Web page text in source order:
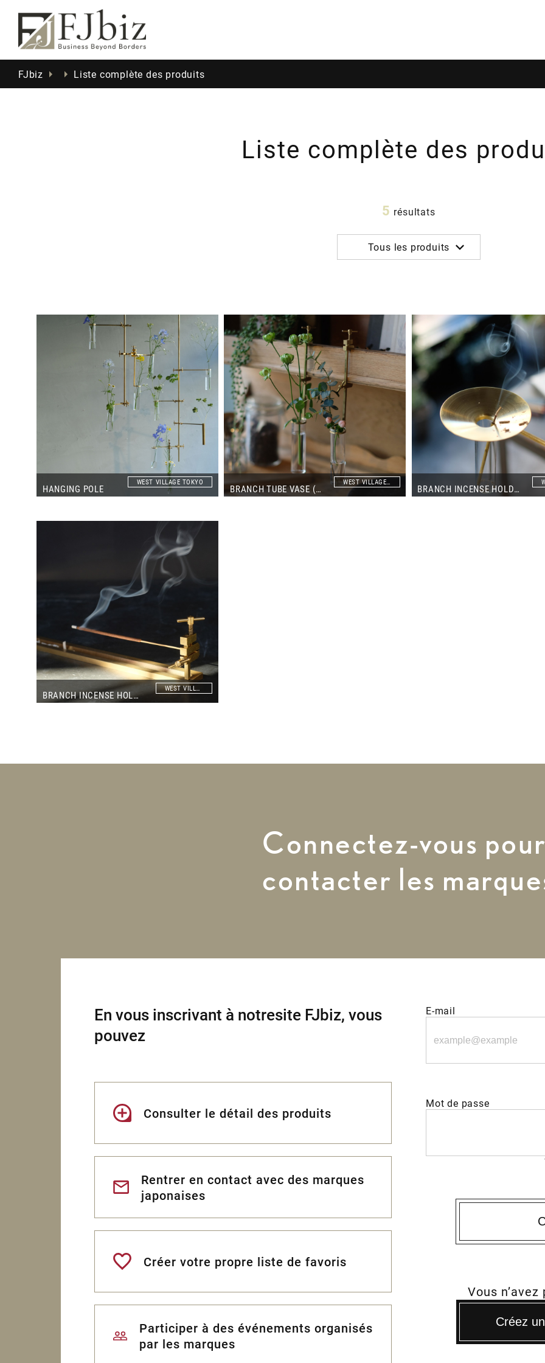
Accueil Produits Actualités À propos
FJbiz Liste complète des produits
Liste complète des
5 résultats
Tous les produits
HANGING POLE
WEST VILLAGE TOKYO
BRANCH TUBE VASE (SINGLE) BRANCH INCENSE HOLDER(STRATUS）
BRANCH INCENSE HOLDER(FLOCCUS)
Connectez-vous
contacter les
En vous inscrivant à notresite FJbiz, vous
pouvez
Consulter le détail des produits
Rentrer en contact avec des marques
japonaises
Créer votre propre liste de favoris
Participer à des événements organisés
par les marques
E-mail
Mot de passe
Vous
Créez